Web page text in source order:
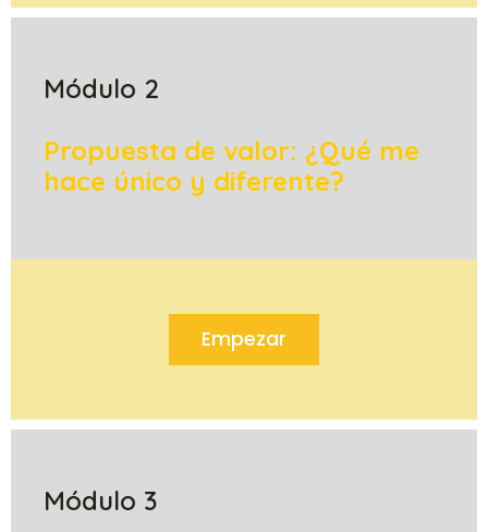
Módulo 2
Propuesta de valor: ¿Qué me
hace único y diferente?
Empezar
Módulo 3